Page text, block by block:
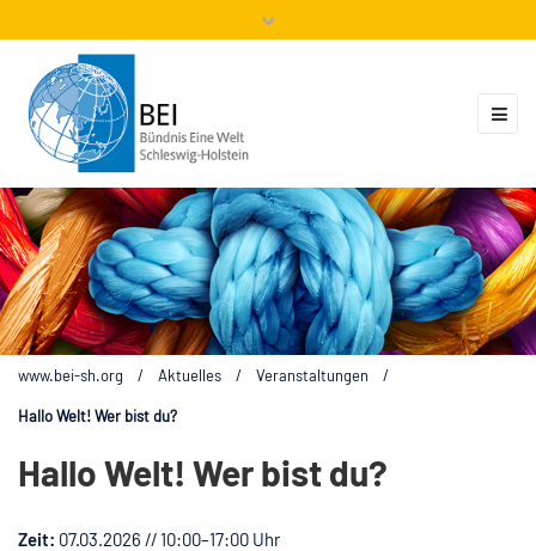
Mitglieder
www.bei-sh.org / Aktuelles / Veranstaltungen /
Hallo Welt! Wer bist du?
Hallo Welt! Wer bist du?
Zeit: 07.03.2026 // 10:00–17:00 Uhr